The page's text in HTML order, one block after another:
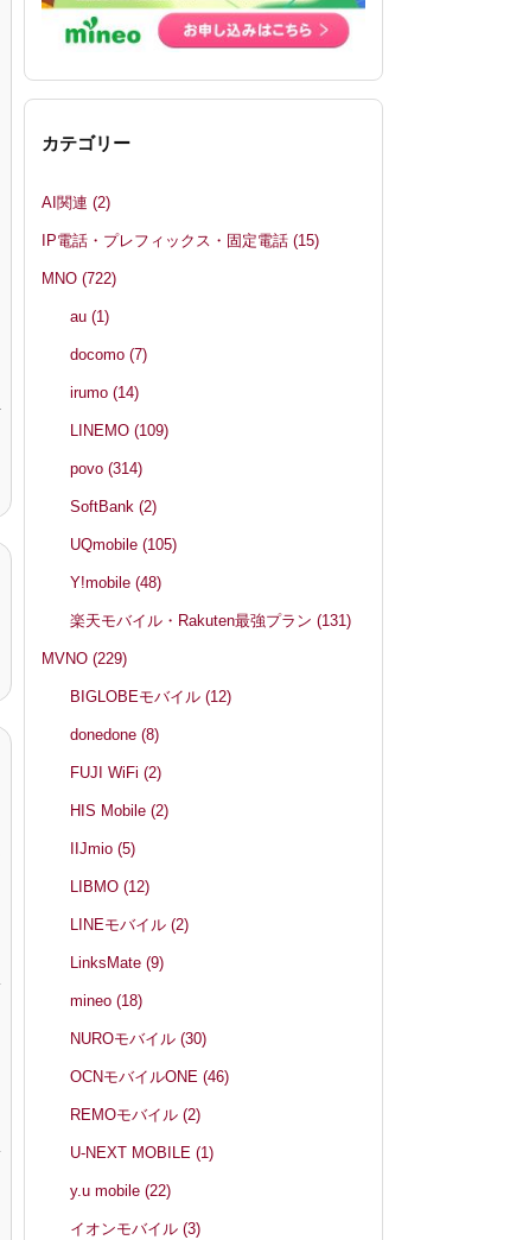
カテゴリー
AI関連 (2)
IP電話・プレフィックス・固定電話 (15)
MNO (722)
au(1)
docomo(7)
irumo(14)
LINEMO(109)
povo(314)
SoftBank(2)
UQmobile(105)
Y!mobile(48)
楽天モバイル・Rakuten最強プラン(131)
MVNO (229)
BIGLOBEモバイル(12)
donedone(8)
FUJI WiFi(2)
HIS Mobile(2)
IIJmio(5)
LIBMO(12)
LINEモバイル(2)
LinksMate(9)
mineo(18)
NUROモバイル(30)
OCNモバイルONE(46)
REMOモバイル(2)
U-NEXT MOBILE(1)
y.u mobile(22)
イオンモバイル(3)